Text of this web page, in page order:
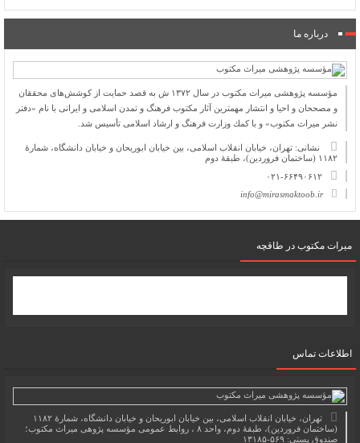
درباره ما
مؤسسه پژوهشی میراث مكتوب در سال ۱۳۷۲ ش به قصد حمایت از كوشش‌های محققان
و مصححان و احیا و انتشار مهمترین آثار مكتوب فرهنگ و تمدن اسلامی و ایرانی با نام «دفتر
نشر میراث مكتوب» و با كمك وزارت فرهنگ و ارشاد اسلامی تأسیس شد.
نشانی: تهران، خیابان انقلاب اسلامی، بین خیابان ابوریحان و خیابان دانشگاه، شمارۀ
۱۱۸۲ (ساختمان فروردین)، طبقۀ دوم
۰۲۱-۶۶۴۹۰۶۱۲
info@mirasmaktoob.ir
میرات مکتوب در طاقچه
اطلاعات تماس
تهران، خیابان انقلاب اسلامی، بین خیابان ابوریحان و خیابان دانشگاه، شمارۀ ۱۱۸۲
(ساختمان فروردین)، طبقۀ دوم، واحد ۸ ، روابط عمومی مؤسسه پژوهی میراث مکتوب؛
صندوق پستی: ۵۶۹-۱۳۱۸۵